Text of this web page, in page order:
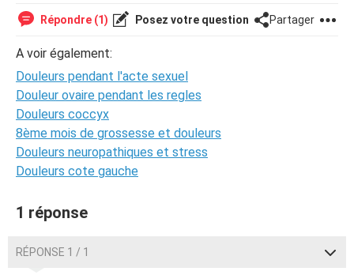
Répondre (1) Posez votre question Partager
A voir également:
Douleurs pendant l'acte sexuel
Douleur ovaire pendant les regles
Douleurs coccyx
8ème mois de grossesse et douleurs
Douleurs neuropathiques et stress
Douleurs cote gauche
1 réponse
RÉPONSE 1 / 1